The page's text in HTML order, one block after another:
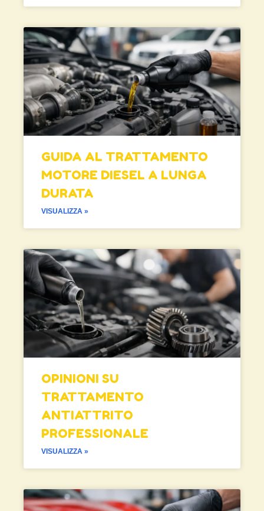
GUIDA AL TRATTAMENTO
MOTORE DIESEL A LUNGA
DURATA
VISUALIZZA »
OPINIONI SU
TRATTAMENTO
ANTIATTRITO
PROFESSIONALE
VISUALIZZA »